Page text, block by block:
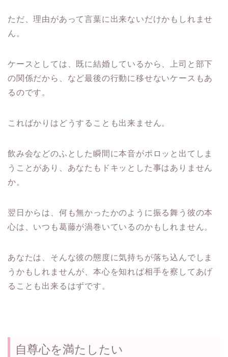
ただ、理由があって言葉に出来ないだけかもしれませ
ん。
ケースとしては、既に結婚しているから、
上司と部下
の関係だから、 など最後の行動に移せないケースもあ
るのです。
こればかりはどうすることも出来ません。
飲み会などのふとした瞬間に本音がポロッと出てしま
うことがあり
、あなたもドキッとした事はありません
か。
翌日からは、何も無かったかのように振る舞う彼の本
心は、 いつも葛藤が渦巻いているのかもしれません。
あなたは、 そんな彼の態度に気持ちが落ち込んでしま
うかもしれませんが、本心を知れば相手を察してあげ
ることも出来るはずです。
自尊心を満たしたい